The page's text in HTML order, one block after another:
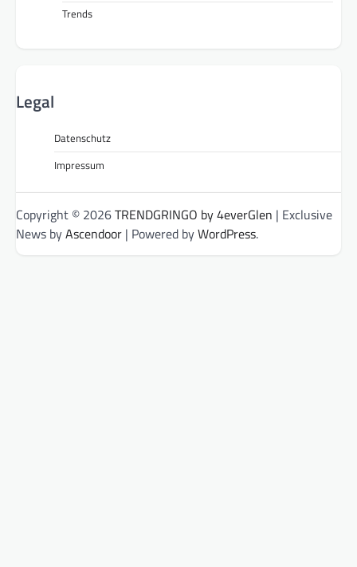
Trends
Legal
Datenschutz
Impressum
Copyright © 2026TRENDGRINGO by 4everGlen | Exclusive
News byAscendoor | Powered byWordPress.